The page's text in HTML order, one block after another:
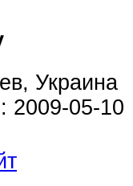
Украина
2009-05-10